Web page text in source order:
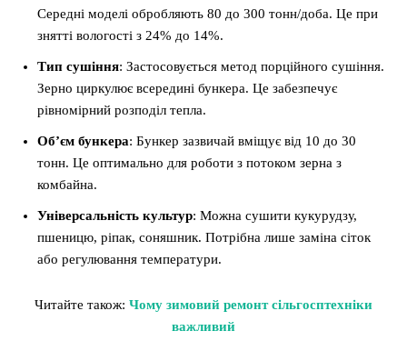
Середні моделі обробляють 80 до 300 тонн/доба. Це при
знятті вологості з 24% до 14%.
Тип сушіння: Застосовується метод порційного сушіння.
Зерно циркулює всередині бункера. Це забезпечує
рівномірний розподіл тепла.
Об’єм бункера: Бункер зазвичай вміщує від 10 до 30
тонн. Це оптимально для роботи з потоком зерна з
комбайна.
Універсальність культур: Можна сушити кукурудзу,
пшеницю, ріпак, соняшник. Потрібна лише заміна сіток
або регулювання температури.
Читайте також: Чому зимовий ремонт сільгосптехніки
важливий